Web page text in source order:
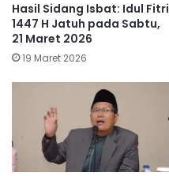
Hasil Sidang Isbat: Idul Fitri
1447 H Jatuh pada Sabtu,
21 Maret 2026
19 Maret 2026